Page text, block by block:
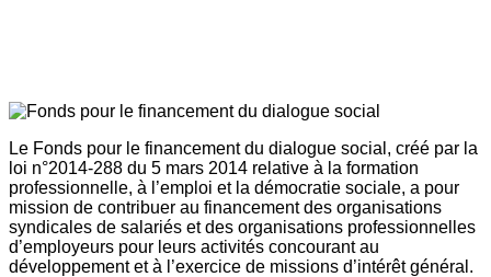
Le Fonds pour le financement du dialogue social, créé par la
loi n°2014-288 du 5 mars 2014 relative à la formation
professionnelle, à l’emploi et la démocratie sociale, a pour
mission de contribuer au financement des organisations
syndicales de salariés et des organisations professionnelles
d’employeurs pour leurs activités concourant au
développement et à l’exercice de missions d’intérêt général.